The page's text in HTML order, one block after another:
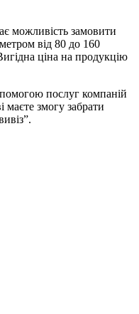
можливість замовити
від 80 до 160
ціна на продукцію
послуг компаній
змогу забрати